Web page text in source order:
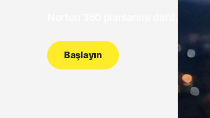
Başlayın